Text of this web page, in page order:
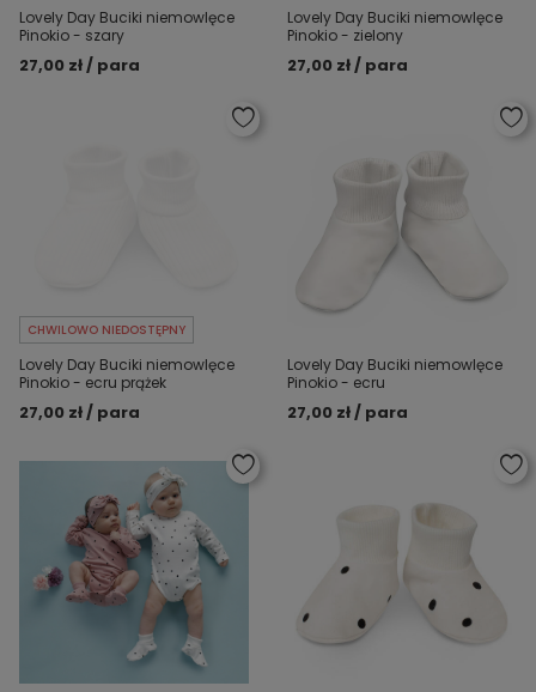
Lovely Day Buciki niemowlęce
Pinokio - szary
27,00 zł / para
Lovely Day Buciki niemowlęce
Pinokio - zielony
27,00 zł / para
CHWILOWO NIEDOSTĘPNY
Lovely Day Buciki niemowlęce
Pinokio - ecru prążek
27,00 zł / para
Lovely Day Buciki niemowlęce
Pinokio - ecru
27,00 zł / para